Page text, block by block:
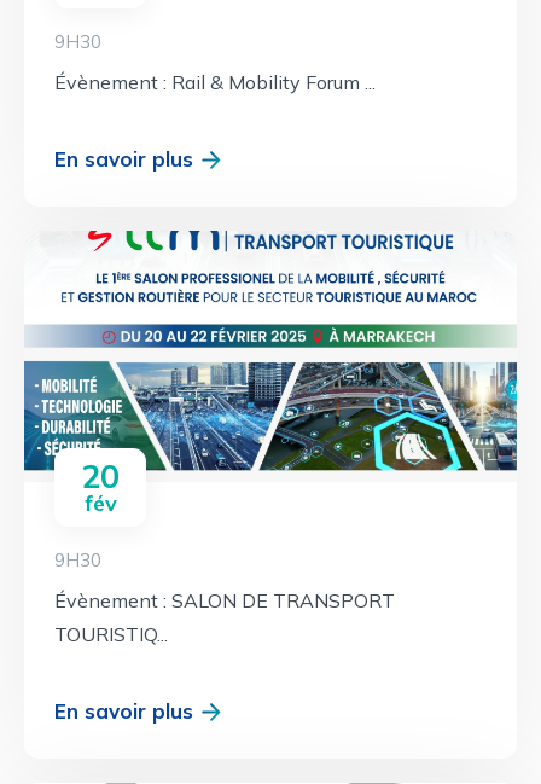
9H30
Évènement : Rail & Mobility Forum ...
En savoir plus
20
fév
9H30
Évènement : SALON DE TRANSPORT
TOURISTIQ...
En savoir plus